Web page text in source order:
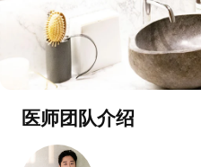
医师团队介绍